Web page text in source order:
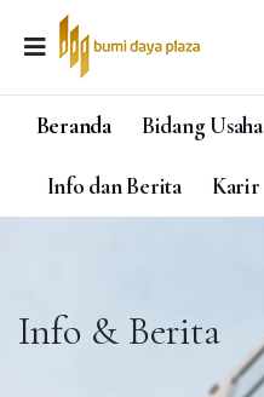
Beranda Bidang Usaha
Info dan Berita Karir
Info & Berita